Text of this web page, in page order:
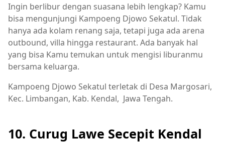
Ingin berlibur dengan suasana lebih lengkap? Kamu
bisa mengunjungi Kampoeng Djowo Sekatul. Tidak
hanya ada kolam renang saja, tetapi juga ada arena
outbound, villa hingga restaurant. Ada banyak hal
yang bisa Kamu temukan untuk mengisi liburanmu
bersama keluarga.
Kampoeng Djowo Sekatul terletak di Desa Margosari,
Kec. Limbangan, Kab. Kendal, Jawa Tengah.
10. Curug Lawe Secepit Kendal